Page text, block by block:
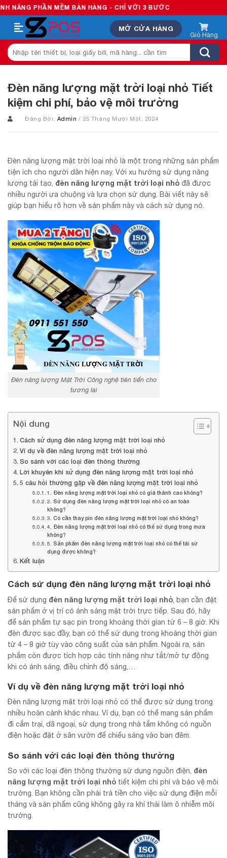
Skip
to
content
MỀM BÁN HÀNG - CHỈ VỚI 3 BƯỚC
MỞ CỬA HÀNG
Tìm
kiếm:
Đèn năng lượng mặt trời loại nhỏ Tiết
kiệm chi phí, bảo vệ môi trường
Đăng Bởi: Admin/ 25 Tháng Mười Một, 2024
Đèn năng lượng mặt trời loại nhỏ là một trong những sản phẩm
tiện ích cho người dân hiện nay. Với xu hướng sử dụng năng
lượng tái tạo, đèn năng lượng mặt trời loại nhỏ đã được
nhiều người ưa chuộng và lựa chọn sử dụng. Bài viết này sẽ
giúp bạn hiểu rõ hơn về sản phẩm này và cách sử dụng nó.
Đèn năng lượng Mặt Trời Công nghệ tiên tiến cho
tương lai
Nội dung
Cách sử dụng đèn năng lượng mặt trời loại nhỏ
Ví dụ về đèn năng lượng mặt trời loại nhỏ
So sánh với các loại đèn thông thường
Lời khuyên khi sử dụng đèn năng lượng mặt trời loại nhỏ
5 câu hỏi thường gặp về đèn năng lượng mặt trời loại nhỏ
1. Đèn năng lượng mặt trời loại nhỏ có giá thành cao không?
2. Sử dụng đèn năng lượng mặt trời loại nhỏ có an toàn
không?
3. Có cần thay pin đèn năng lượng mặt trời loại nhỏ không?
4. Đèn năng lượng mặt trời loại nhỏ có thể sử dụng trong mưa
không?
5. Sản phẩm đèn năng lượng mặt trời loại nhỏ có thể tái sử
dụng được không?
Kết luận
Cách sử dụng đèn năng lượng mặt trời loại nhỏ
Để sử dụng đèn năng lượng mặt trời loại nhỏ , bạn cần đặt
sản phẩm ở vị trí có ánh sáng mặt trời trực tiếp. Sau đó, hãy
để sản phẩm tự sạc pin trong khoảng thời gian từ 6 – 8 giờ. Khi
đèn được sạc đầy, bạn có thể sử dụng trong khoảng thời gian
từ 4 – 8 giờ tùy vào công suất của sản phẩm. Ngoài ra, sản
phẩm còn được tích hợp các tính năng như tắt/mở tự động
khi có ánh sáng, điều chỉnh độ sáng,…
Ví dụ về đèn năng lượng mặt trời loại nhỏ
Đèn năng lượng mặt trời loại nhỏ có thể được sử dụng trong
nhiều hoàn cảnh khác nhau. Ví dụ, bạn có thể mang sản phẩm
đi cắm trại, dã ngoại, sử dụng trong nhà tắm không có nguồn
điện hoặc đặt ở sân vườn để chiếu sáng vào ban đêm.
So sánh với các loại đèn thông thường
So với các loại đèn thông thường sử dụng nguồn điện, đèn
năng lượng mặt trời loại nhỏ tiết kiệm chi phí và bảo vệ môi
trường. Bạn không cần phải trả tiền cho việc sử dụng điện mỗi
tháng và sản phẩm cũng không gây ra khí thải làm ô nhiễm môi
trường.